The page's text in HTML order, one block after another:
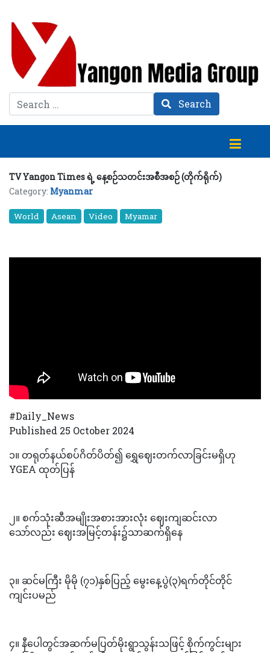
Search Search
TV Yangon Times ရဲ့ နေ့စဉ်သတင်းအစီအစဉ် (တိုက်ရိုက်)
Category: Myanmar
World Asean Video Myamar
#Daily_News
Published 25 October 2024
၁။ တရုတ်နယ်စပ်ဂိတ်ပိတ်၍ ရွှေဈေးတက်လာခြင်းမရှိဟု
YGEA ထုတ်ပြန်
၂။ ‌စက်သုံးဆီအမျိုးအစားအားလုံး ဈေးကျဆင်းလာ
သော်လည်း ဈေးအမြင့်တန်း၌သာဆက်ရှိနေ
၃။ ဆင်မကြီး မိုမို (၇၁)နှစ်ပြည့် မွေးနေ့ပွဲ(၃)ရက်တိုင်တိုင်
ကျင်းပမည်
၄။ နီပေါတွင်အဆက်မပြတ်မိုးရွာသွန်းသဖြင့် စိုက်ကွင်းများ